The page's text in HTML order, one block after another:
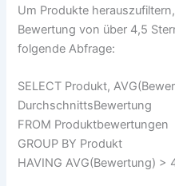
Um Produkte
Bewertung von über 4,5
folgende Abfrage:
SELECT Produkt,
DurchschnittsBewertung
FROM Produktbewertungen
GROUP BY Produkt
HAVING AVG(Bewertung) >